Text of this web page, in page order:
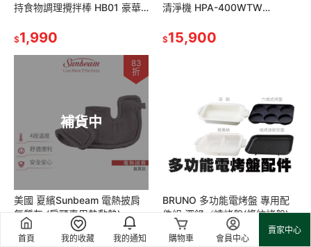
首頁 我的收藏 我的通知 購物車 會員中心
賣家中心
持食物調理攪拌棒 HB01 豪華
$1,990
清淨機 HPA-400WTW
貨
$15,900
補貨中
83
折
美國 夏繽Sunbeam 電熱披肩
氣質灰 (肩頸專用熱敷墊)
000885 台灣原廠公司貨 二年
保固
$2,380
BRUNO 多功能電烤盤 專用配
件組 深鍋／燒烤盤(條紋烤盤)
／六格式料理盤／鴛鴦鍋